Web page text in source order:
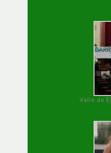
Valle de